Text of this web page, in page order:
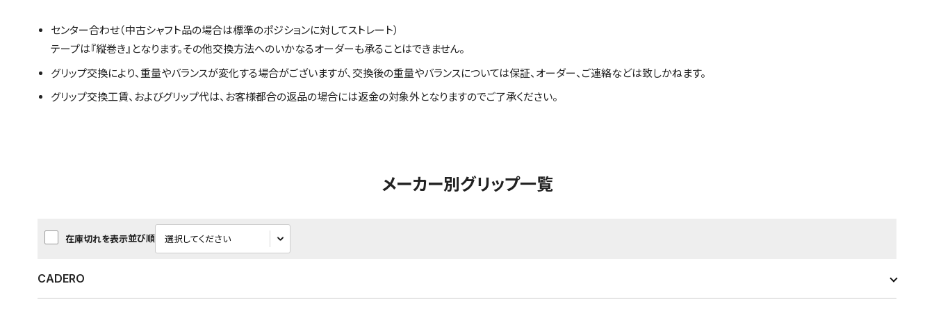
センター合わせ（中古シャフト品の場合は標準のポジションに対してストレート）
テープは『縦巻き』となります。その他交換方法へのいかなるオーダーも承ることはできません。
グリップ交換により、重量やバランスが変化する場合がございますが、交換後の重量やバランスについては保証、オーダー、ご連絡などは致しかねます。
グリップ交換工賃、およびグリップ代は、お客様都合の返品の場合には返金の対象外となりますのでご了承ください。
メーカー別グリップ一覧
在庫切れを表示並び順
CADERO